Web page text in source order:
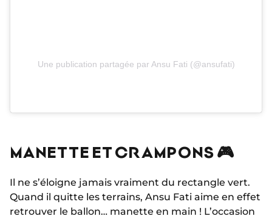
Une publication partagée par Ansu Fati (@ansufati)
MANETTE ET CRAMPONS 🎮
Il ne s’éloigne jamais vraiment du rectangle vert.
Quand il quitte les terrains, Ansu Fati aime en effet
retrouver le ballon… manette en main ! L’occasion